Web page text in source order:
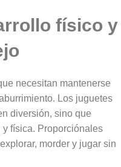
físico y
necesitan mantenerse
Los juguetes
diversión, sino que
física. Proporciónales
morder y jugar sin